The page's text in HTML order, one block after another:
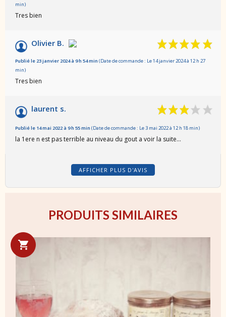
min)
Tres bien
Olivier B.
Publié le 23 janvier 2024 à 9 h 54 min (Date de commande : Le 14 janvier 2024 à 12 h 27
min)
Tres bien
laurent s.
Publié le 14 mai 2022 à 9 h 55 min (Date de commande : Le 3 mai 2022 à 12 h 18 min)
la 1ere n est pas terrible au niveau du gout a voir la suite…
AFFICHER PLUS D'AVIS
PRODUITS SIMILAIRES